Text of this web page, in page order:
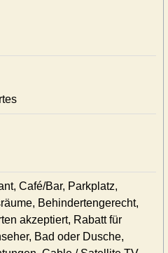
Café/Bar, Parkplatz,
Behindertengerecht,
akzeptiert, Rabatt für
Bad oder Dusche,